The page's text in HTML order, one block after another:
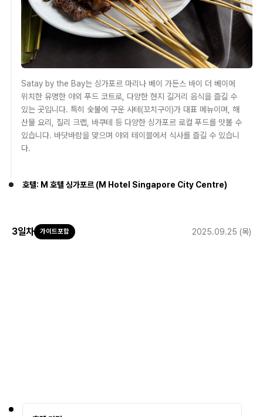
Satay by the Bay는 싱가포르 마리나 베이 가든스 바이 더 베이에
위치한 유명한 야외 푸드 코트로, 다양한 현지 길거리 음식을 즐길 수
있는 곳입니다. 특히 숯불에 구운 사테(꼬치구이)가 대표 메뉴이며, 해
산물 요리, 칠리 크랩, 바쿠테 등 다양한 싱가포르 로컬 푸드를 맛볼 수
있습니다. 바닷바람을 맞으며 야외 테이블에서 식사를 즐길 수 있습니
다.
호텔: M 호텔 싱가포르 (M Hotel Singapore City Centre)
3일차 가이드포함 2025.09.25 (목)